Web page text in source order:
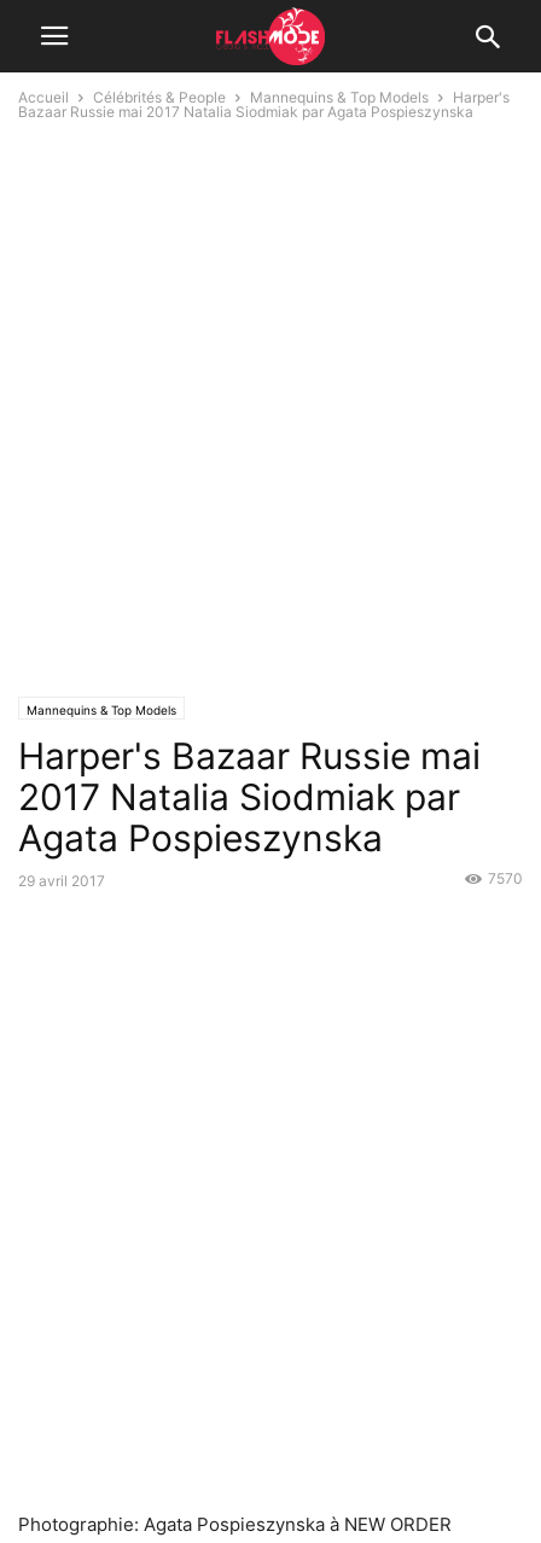
Accueil Célébrités & People Mannequins & Top Models
Harper's
Bazaar Russie mai 2017 Natalia Siodmiak par Agata Pospieszynska
Mannequins & Top Models
Harper's Bazaar Russie mai
2017 Natalia Siodmiak par
Agata Pospieszynska
29 avril 2017 7570
Photographie: Agata Pospieszynska à NEW ORDER